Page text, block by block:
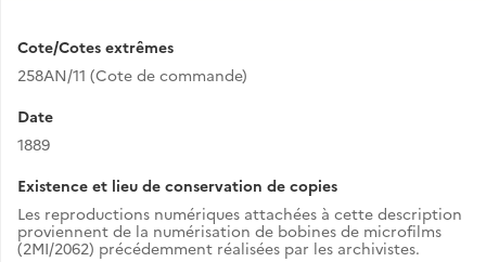
Cote/Cotes extrêmes
258AN/11 (Cote de commande)
Date
1889
Existence et lieu de conservation de copies
Les reproductions numériques attachées à cette description
proviennent de la numérisation de bobines de microfilms
(2MI/2062) précédemment réalisées par les archivistes.